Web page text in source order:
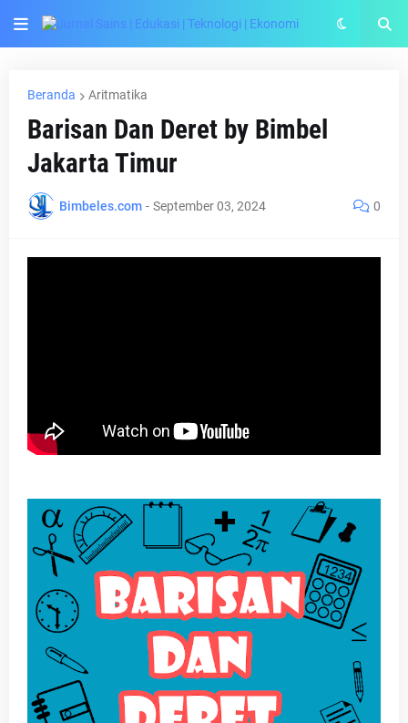
Beranda Aritmatika
Barisan Dan Deret by Bimbel
Jakarta Timur
Bimbeles.com - September 03, 2024 0